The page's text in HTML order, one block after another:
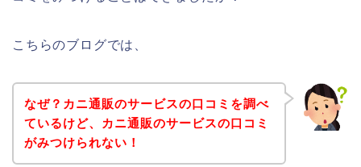
こちらのブログでは、
なぜ？カニ通販のサービスの口コミを調べ
ているけど、カニ通販のサービスの口コミ
がみつけられない！